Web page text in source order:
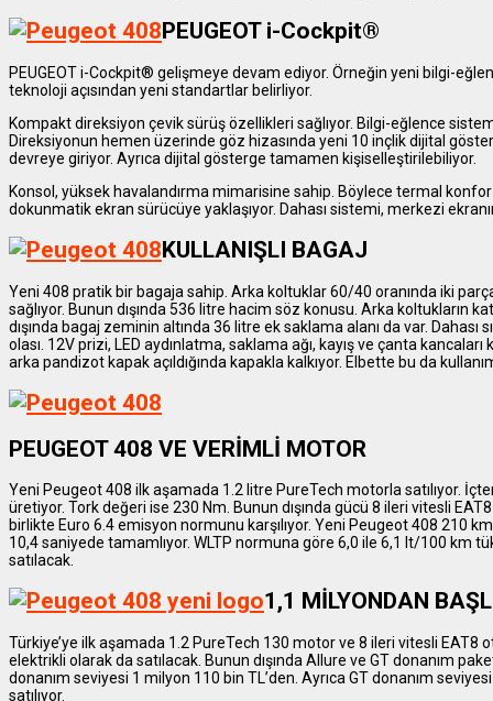
PEUGEOT i-Cockpit®
PEUGEOT i-Cockpit® gelişmeye devam ediyor. Örneğin yeni bilgi-
teknoloji açısından yeni standartlar belirliyor.
Kompakt direksiyon çevik sürüş özellikleri sağlıyor. Bilgi-eğlence
Direksiyonun hemen üzerinde göz hizasında yeni 10 inçlik dijital
devreye giriyor. Ayrıca dijital gösterge tamamen kişiselleştirilebiliyor.
Konsol, yüksek havalandırma mimarisine sahip. Böylece termal
dokunmatik ekran sürücüye yaklaşıyor. Dahası sistemi, merkezi
KULLANIŞLI BAGAJ
Yeni 408 pratik bir bagaja sahip. Arka koltuklar 60/40 oranında iki
sağlıyor. Bunun dışında 536 litre hacim söz konusu. Arka koltukların
dışında bagaj zeminin altında 36 litre ek saklama alanı da var.
olası. 12V prizi, LED aydınlatma, saklama ağı, kayış ve çanta
arka pandizot kapak açıldığında kapakla kalkıyor. Elbette bu da
PEUGEOT 408 VE VERİMLİ MOTOR
Yeni Peugeot 408 ilk aşamada 1.2 litre PureTech motorla satılıyor.
üretiyor. Tork değeri ise 230 Nm. Bunun dışında gücü 8 ileri vitesli
birlikte Euro 6.4 emisyon normunu karşılıyor. Yeni Peugeot 408 210
10,4 saniyede tamamlıyor. WLTP normuna göre 6,0 ile 6,1 lt/100 km
satılacak.
1,1 MİLYONDAN
Türkiye’ye ilk aşamada 1.2 PureTech 130 motor ve 8 ileri vitesli EAT8
elektrikli olarak da satılacak. Bunun dışında Allure ve GT donanım
donanım seviyesi 1 milyon 110 bin TL’den. Ayrıca GT donanım
satılıyor.